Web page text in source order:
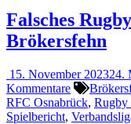
Falsches
Brökersfehn
15. November 202324.
Kommentare
RFC Osnabrück, Rugby
Spielbericht,